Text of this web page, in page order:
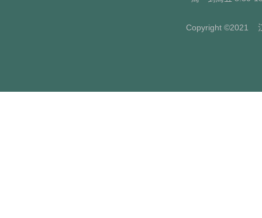
Copyright ©2021